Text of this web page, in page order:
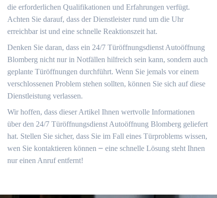
die erforderlichen Qualifikationen und Erfahrungen verfügt.​
Achten Sie darauf, dass der Dienstleister rund um die Uhr
erreichbar ist und eine schnelle Reaktionszeit hat.
Denken Sie daran, dass ein 24/7 Türöffnungsdienst Autoöffnung
Blomberg nicht nur in Notfällen hilfreich sein kann, sondern auch
geplante Türöffnungen durchführt.​ Wenn Sie jemals vor einem
verschlossenen Problem stehen sollten, können Sie sich auf diese
Dienstleistung verlassen.
Wir hoffen, dass dieser Artikel Ihnen wertvolle Informationen
über den 24/7 Türöffnungsdienst Autoöffnung Blomberg geliefert
hat. Stellen Sie sicher, dass Sie im Fall eines Türproblems wissen,
wen Sie kontaktieren können ౼ eine schnelle Lösung steht Ihnen
nur einen Anruf entfernt!​